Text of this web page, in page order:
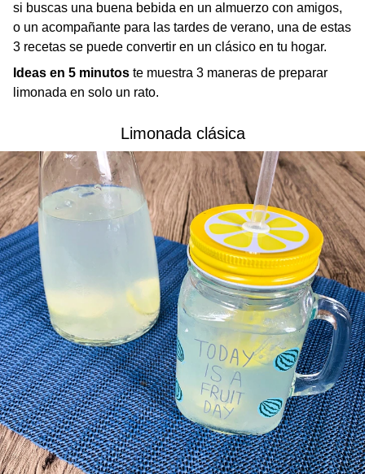
si buscas una buena bebida en un almuerzo con amigos,
o un acompañante para las tardes de verano, una de estas
3 recetas se puede convertir en un clásico en tu hogar.
Ideas en 5 minutos te muestra 3 maneras de preparar
limonada en solo un rato.
Limonada clásica